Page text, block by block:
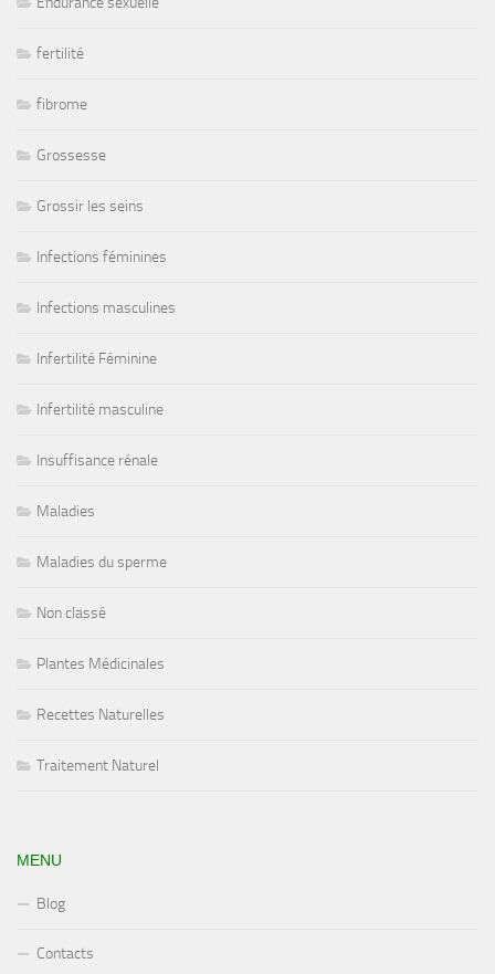
fertilité
fibrome
Grossesse
Grossir les seins
Infections féminines
Infections masculines
Infertilité Féminine
Infertilité masculine
Insuffisance rénale
Maladies
Maladies du sperme
Non classé
Plantes Médicinales
Recettes Naturelles
Traitement Naturel
MENU
Blog
Contacts